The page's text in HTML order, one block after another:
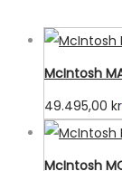
McIntosh
49.495,00
McIntosh